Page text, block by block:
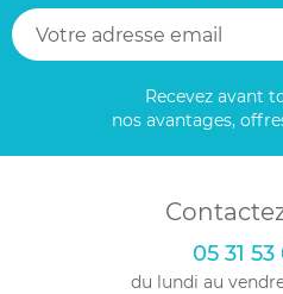
Recevez avant
nos avantages,
05 31
du lundi au